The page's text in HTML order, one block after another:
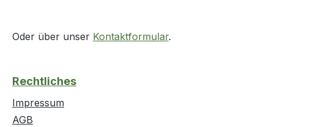
Oder über unser Kontaktformular.
Rechtliches
Impressum
AGB